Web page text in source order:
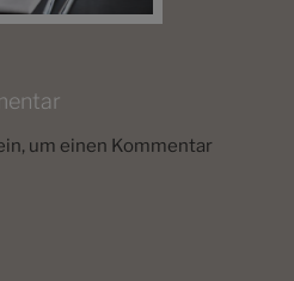
um einen Kommentar